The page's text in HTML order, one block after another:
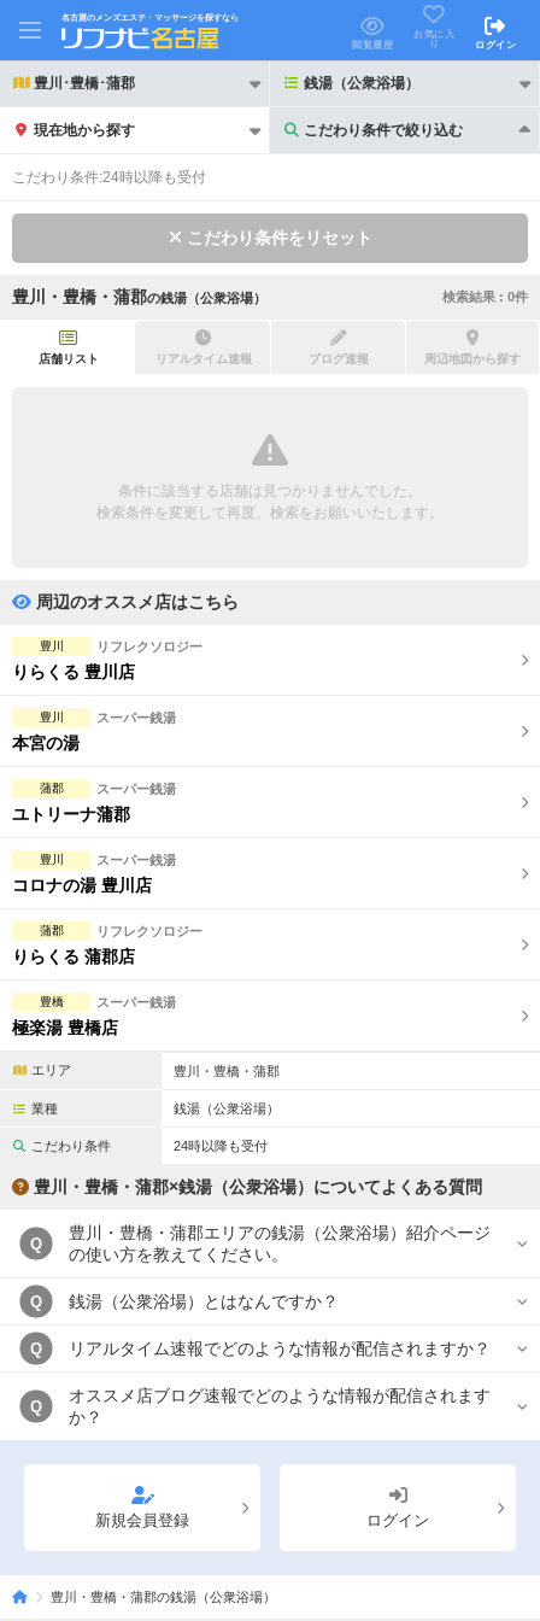
名古屋のメンズエステ・マッサージを探すなら
閲覧履歴
お気に入
り
ログイン
豊川･豊橋･蒲郡 銭湯（公衆浴場）
現在地から探す こだわり条件で絞り込む
こだわり条件で絞り込む
初回割引あり リピーター割引あり
団体様歓迎
ペアルームあり
フットバスあり
日本人スタッフのみ
スタッフ指名可
こだわり条件:24時以降も受付
こだわり条件をリセット
豊川・豊橋・蒲郡の銭湯（公衆浴場） 検索結果 : 0件
店舗リスト リアルタイム速報 ブログ速報 周辺地図から探す
条件に該当する店舗は見つかりませんでした。
検索条件を変更して再度、検索をお願いいたします。
周辺のオススメ店はこちら
豊川 リフレクソロジー
りらくる 豊川店
豊川 スーパー銭湯
本宮の湯
蒲郡 スーパー銭湯
ユトリーナ蒲郡
豊川 スーパー銭湯
コロナの湯 豊川店
蒲郡 リフレクソロジー
りらくる 蒲郡店
豊橋 スーパー銭湯
極楽湯 豊橋店
エリア 豊川・豊橋・蒲郡
業種 銭湯（公衆浴場）
こだわり条件 24時以降も受付
豊川・豊橋・蒲郡×銭湯（公衆浴場）についてよくある質問
Q
豊川・豊橋・蒲郡エリアの銭湯（公衆浴場）紹介ページ
の使い方を教えてください。
Q 銭湯（公衆浴場）とはなんですか？
Q リアルタイム速報でどのような情報が配信されますか？
Q
オススメ店ブログ速報でどのような情報が配信されます
か？
新規会員登録 ログイン
豊川・豊橋・蒲郡の銭湯（公衆浴場）